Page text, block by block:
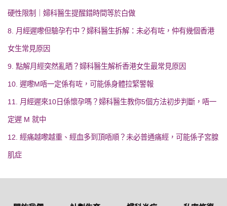
硬性限制｜婦科醫生提醒錯時間等於白做
8. 月經遲嚟但驗孕冇中？婦科醫生拆解：未必有咗，仲有幾個香港
女生常見原因
9. 點解月經突然亂晒？婦科醫生解析香港女生最常見原因
10. 遲嚟M唔一定係有咗，可能係身體拉緊警報
11. 月經遲來10日係懷孕嗎？婦科醫生教你5個方法初步判斷，唔一
定遲 M 就中
12. 經痛越嚟越重、經血多到頂唔順？未必普通痛經，可能係子宮腺
肌症